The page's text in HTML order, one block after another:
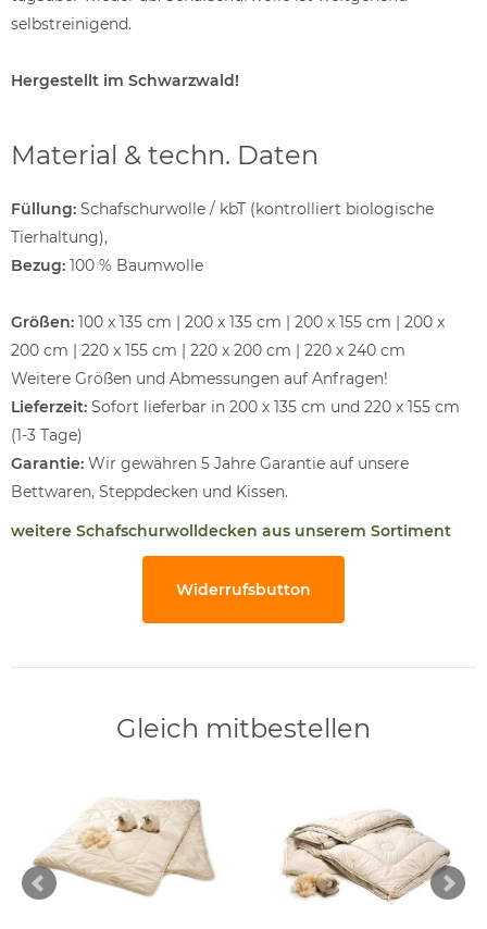
selbstreinigend.
Hergestellt im Schwarzwald!
Material & techn. Daten
Füllung: Schafschurwolle / kbT (kontrolliert biologische
Tierhaltung),
Bezug: 100 % Baumwolle
Größen: 100 x 135 cm | 200 x 135 cm | 200 x 155 cm | 200 x
200 cm | 220 x 155 cm | 220 x 200 cm | 220 x 240 cm
Weitere Größen und Abmessungen auf Anfragen!
Lieferzeit: Sofort lieferbar in 200 x 135 cm und 220 x 155 cm
(1-3 Tage)
Garantie: Wir gewähren 5 Jahre Garantie auf unsere
Bettwaren, Steppdecken und Kissen.
weitere Schafschurwolldecken aus unserem Sortiment
Widerrufsbutton
Gleich mitbestellen